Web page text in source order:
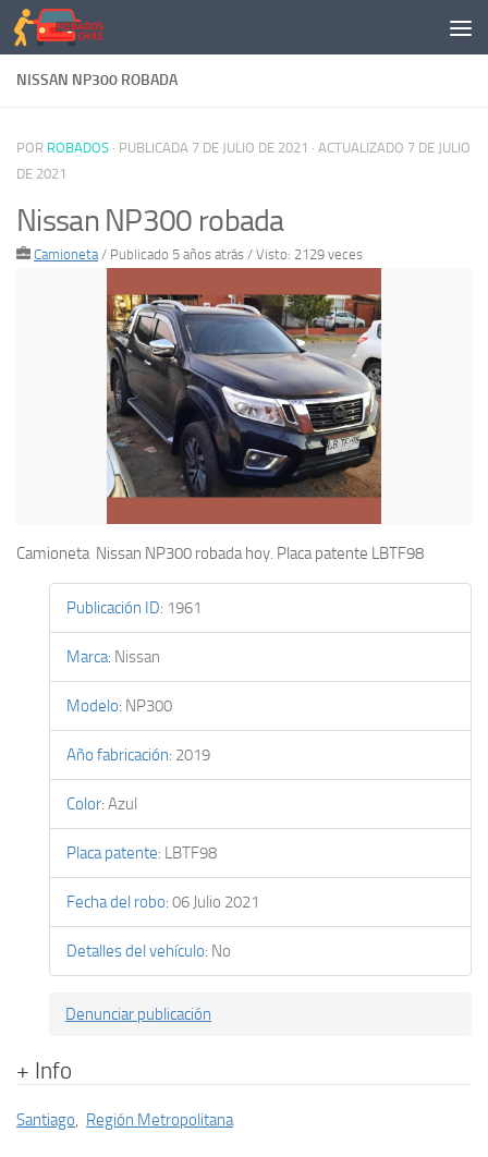
Saltar al contenido
NISSAN NP300 ROBADA
POR ROBADOS · PUBLICADA 7 DE JULIO DE 2021 · ACTUALIZADO 7 DE JULIO
DE 2021
Nissan NP300 robada
Camioneta/ Publicado 5 años atrás / Visto: 2129 veces
Camioneta Nissan NP300 robada hoy. Placa patente LBTF98
Publicación ID: 1961
Marca: Nissan
Modelo: NP300
Año fabricación: 2019
Color: Azul
Placa patente: LBTF98
Fecha del robo: 06 Julio 2021
Detalles del vehículo: No
Denunciar publicación
+ Info
Santiago, Región Metropolitana